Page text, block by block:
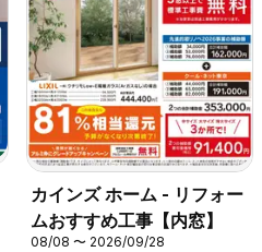
カインズ ホーム - リフォー
ムおすすめ工事【内窓】
08/08 〜 2026/09/28